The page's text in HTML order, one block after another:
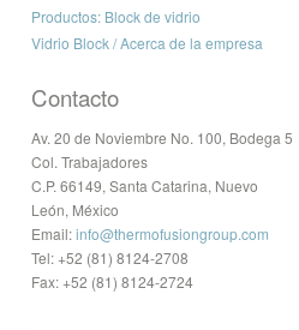
Productos: Block de vidrio
Vidrio Block / Acerca de la empresa
Contacto
Av. 20 de Noviembre No. 100, Bodega 5
Col. Trabajadores
C.P. 66149, Santa Catarina, Nuevo
León, México
Email:info@thermofusiongroup.com
Tel: +52 (81) 8124-2708
Fax: +52 (81) 8124-2724